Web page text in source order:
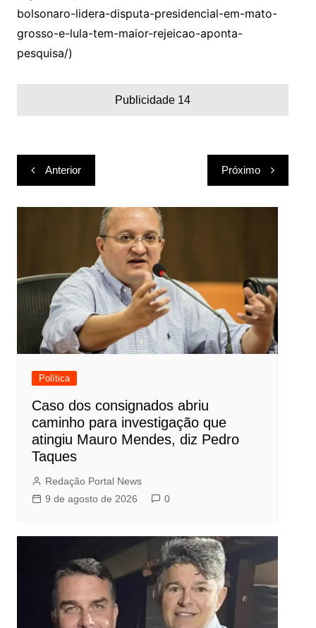
bolsonaro-lidera-disputa-presidencial-em-mato-
grosso-e-lula-tem-maior-rejeicao-aponta-
pesquisa/)
Publicidade 14
Navegação
de
Post
Anterior Próximo
Política
Caso dos consignados abriu
caminho para investigação que
atingiu Mauro Mendes, diz Pedro
Taques
Redação Portal News
9 de agosto de 2026
0